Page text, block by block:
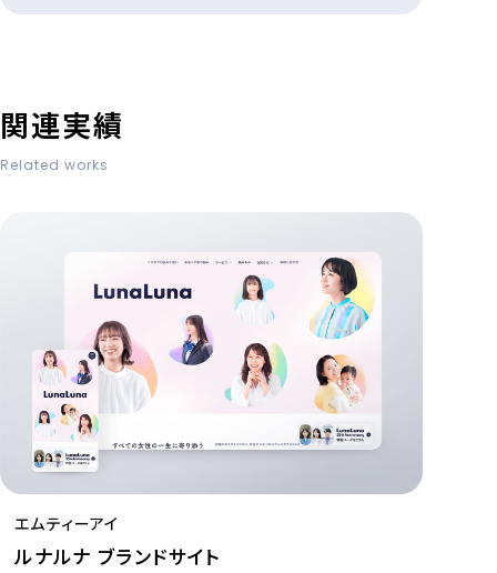
関連実績
Related works
エムティーアイ
ルナルナ ブランドサイト